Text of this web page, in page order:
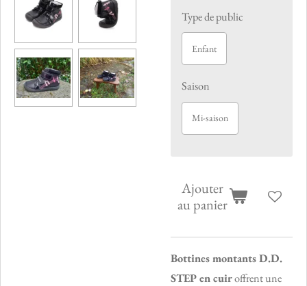
Type de public
Enfant
Saison
Mi-saison
Ajouter
au panier
Bottines montants D.D.
STEP en cuiroffrent une